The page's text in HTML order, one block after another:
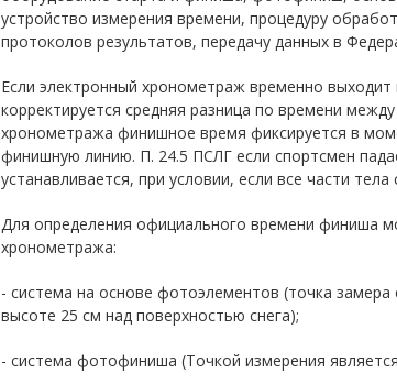
устройство измерения времени, процедуру
протоколов результатов, передачу данных в
Если электронный хронометраж временно
корректируется средняя разница по времени
хронометража финишное время фиксируется в
финишную линию. П. 24.5 ПСЛГ если спортсмен
устанавливается, при условии, если все части
Для определения официального времени финиша
хронометража:
- система на основе фотоэлементов (точка
высоте 25 см над поверхностью снега);
- система фотофиниша (Точкой измерения